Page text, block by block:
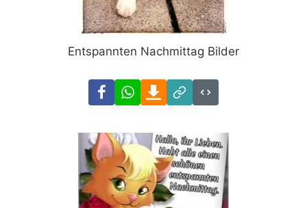
Entspannten Nachmittag Bilder
FacebookWhatsAppDownload
Link
Code